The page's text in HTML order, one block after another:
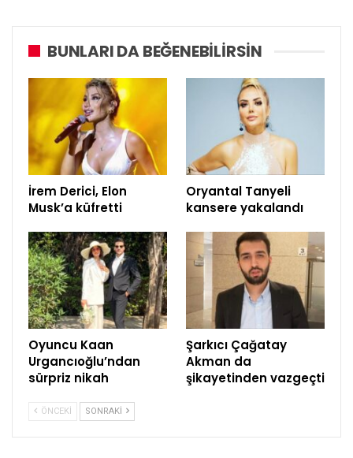
BUNLARI DA BEĞENEBILIRSIN
İrem Derici, Elon
Musk’a küfretti
Oryantal Tanyeli
kansere yakalandı
Oyuncu Kaan
Urgancıoğlu’ndan
sürpriz nikah
Şarkıcı Çağatay
Akman da
şikayetinden vazgeçti
ÖNCEKI SONRAKI